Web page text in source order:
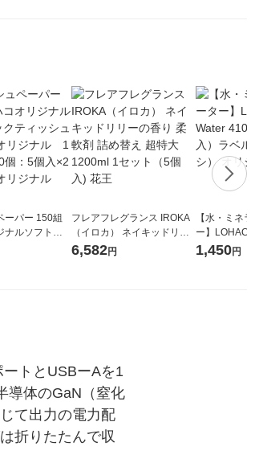
ーパー 150組
ナルソフトパ
フィオナ オ
フレアフレグランス IROKA
（イロカ） ネイキッドリリ
ーの香り 柔軟剤 詰め替え 超
特大 1200ml 1セット（5個
6,582円
【水・ミネラ
ー】LOHACO
1箱（20本入
（イチオシ）
1,450円
トとUSBーAを1
導体のGaN（窒化
て出力の電力配
折りたたんで収